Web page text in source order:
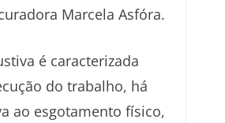
Marcela Asfóra.
é caracterizada
do trabalho, há
ao esgotamento físico,